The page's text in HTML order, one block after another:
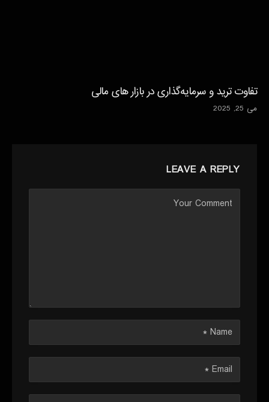
تفاوت ترید و سرمایه‌گذاری در بازار های مالی
می 25, 2025
LEAVE A REPLY